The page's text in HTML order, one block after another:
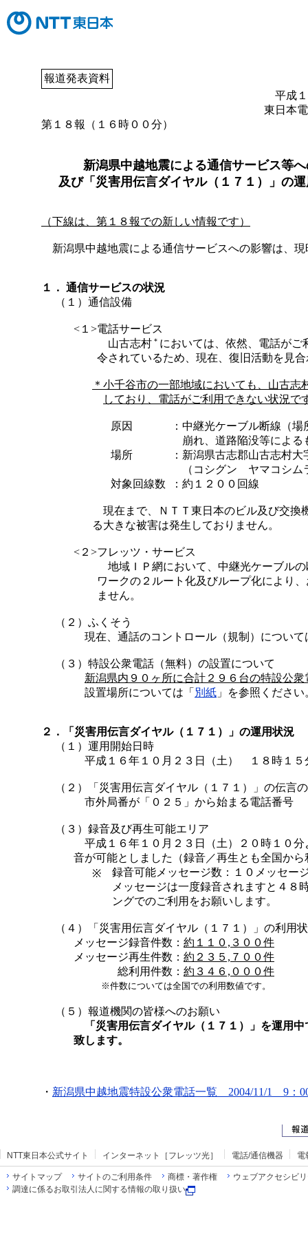
報道発表資料
平成
東日本
第１８報（１６時００分）
新潟県中越地震による通信サービス等
及び「災害用伝言ダイヤル（１７１）」の
（下線は、第１８報での新しい情報です）
新潟県中越地震による通信サービスへの影響は、
１． 通信サービスの状況
（１）通信設備
<１>電話サービス
山古志村 ＊ においては、依然、電話が
令されているため、現在、復旧活動を見
＊ 小千谷市の一部地域においても、山古志
しており、電話がご利用できない状況で
原因 ： 中継光ケーブル断線（場
崩れ、道路陥没等によ
場所
： 新潟県古志郡山古志村大
（コシグン ヤマコシ
対象回線数 ： 約１２００回線
現在まで、ＮＴＴ東日本のビル及び交換
る大きな被害は発生しておりません。
<２>フレッツ・サービス
地域ＩＰ網において、中継光ケーブル
ワークの２ルート化及びループ化により
ません。
（２）ふくそう
現在、通話のコントロール（規制）について
（３）特設公衆電話（無料）の設置について
新潟県内９０ヶ所に合計２９６台の特設公衆
設置場所については「 別紙 」を参照ください
２．「災害用伝言ダイヤル（１７１）」の運用状況
（１）運用開始日時
平成１６年１０月２３日（土） １８時１５
（２）
「災害用伝言ダイヤル（１７１）」の伝言
市外局番が「０２５」から始まる電話番号
（３）録音及び再生可能エリア
平成１６年１０月２３日（土）２０時１０
音が可能としました（録音／再生とも全国から
※ 録音可能メッセージ数：１０メッセー
メッセージは一度録音されますと４８
ングでのご利用をお願いします。
（４）
「災害用伝言ダイヤル（１７１）」の利用
メッセージ録音件数： 約１１０,３００件
メッセージ再生件数： 約２３５,７００件
総利用件数： 約３４６,０００件
※件数については全国での利用数値です。
（５）報道機関の皆様へのお願い
「災害用伝言ダイヤル（１７１）」を運用
致します。
・ 新潟県中越地震特設公衆電話一覧 2004/11/1 9：
NTT東日本公式サイト インターネット［フレッツ光］ 電話/通信機器 電
サイトマップ サイトのご利用条件 商標・著作権
ウェブアクセシビ
調達に係るお取引法人に関する情報の取り扱い